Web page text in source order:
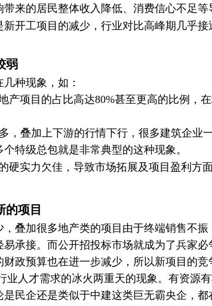
来的居民整体收入降低、消费信心不足等
开工项目的减少，行业对比高峰期几乎接
弱
种现象，如：
产项目的占比高达80%甚至更高的比例，
，叠加上下游的行情下行，很多建筑企业
特级总包就是非常典型的这种现象。
硬实力欠佳，导致市场拓展及项目盈利方面
的项目
，叠加很多地产类的项目由于终端销售不
承接。而公开招投标市场就成为了兵家
政预算也在进一步减少，所以新项目的竞
业人才需求的冰火两重天的现象。有资源
民企还是类似于中建这类巨无霸央企，